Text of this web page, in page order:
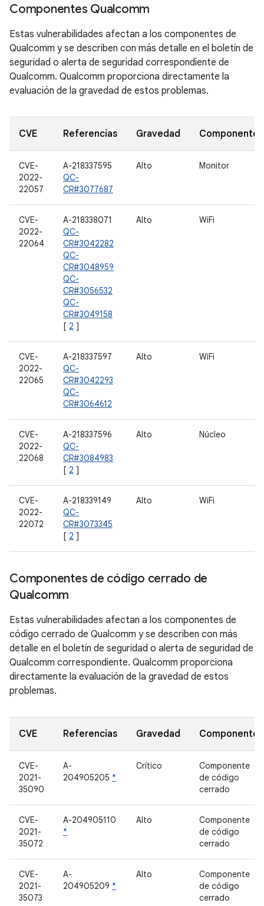
Componentes Qualcomm
Estas vulnerabilidades afectan a los componentes de
Qualcomm y se describen con más detalle en el boletín de
seguridad o alerta de seguridad correspondiente de
Qualcomm. Qualcomm proporciona directamente la
evaluación de la gravedad de estos problemas.
CVE Referencias Gravedad Componente
CVE-
2022-
22057
A-218337595
QC-
CR#3077687
Alto Monitor
CVE-
2022-
22064
A-218338071
QC-
CR#3042282
QC-
CR#3048959
QC-
CR#3056532
QC-
CR#3049158
[ 2 ]
Alto WiFi
CVE-
2022-
22065
A-218337597
QC-
CR#3042293
QC-
CR#3064612
Alto WiFi
CVE-
2022-
22068
A-218337596
QC-
CR#3084983
[ 2 ]
Alto Núcleo
CVE-
2022-
22072
A-218339149
QC-
CR#3073345
[ 2 ]
Alto WiFi
Componentes de código cerrado de
Qualcomm
Estas vulnerabilidades afectan a los componentes de
código cerrado de Qualcomm y se describen con más
detalle en el boletín de seguridad o alerta de seguridad de
Qualcomm correspondiente. Qualcomm proporciona
directamente la evaluación de la gravedad de estos
problemas.
CVE Referencias Gravedad Componente
CVE-
2021-
35090
A-
204905205 ​​*
Crítico
Componente
de código
cerrado
CVE-
2021-
35072
A-204905110
*
Alto
Componente
de código
cerrado
CVE-
2021-
35073
A-
204905209 *
Alto
Componente
de código
cerrado